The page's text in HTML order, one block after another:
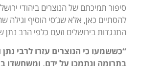
סיפור תמיכתם של הנוצרים ביהודי
להסתיים כאן, אלא שג’סי הוסיף וגילה
התנגדות בירושלים וזעם כלפי הרב נתן
“כששמעו כי הנוצרים עזרו לרבי נתן
בתרומה ונתמכו על ידם, ומשחשדו